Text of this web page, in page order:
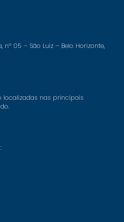
nº 05 – São Luiz – Belo Horizonte,
localizadas nas principais